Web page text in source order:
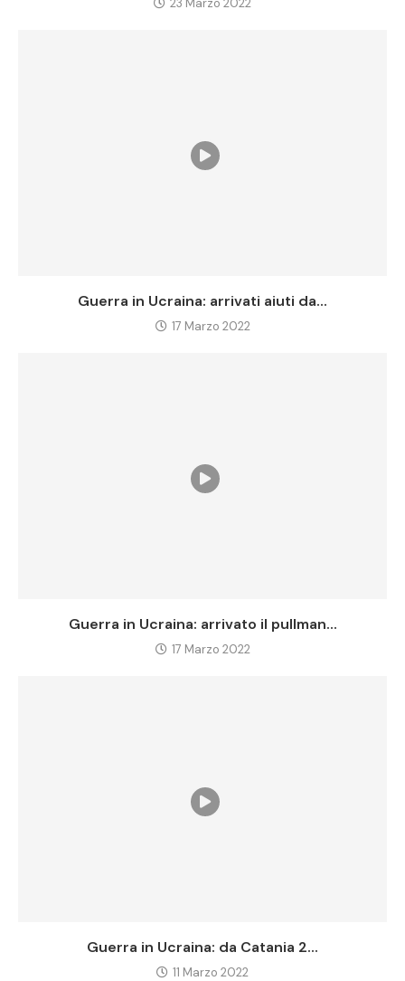
23 Marzo 2022
Guerra in Ucraina: arrivati aiuti da...
17 Marzo 2022
Guerra in Ucraina: arrivato il pullman...
17 Marzo 2022
Guerra in Ucraina: da Catania 2...
11 Marzo 2022